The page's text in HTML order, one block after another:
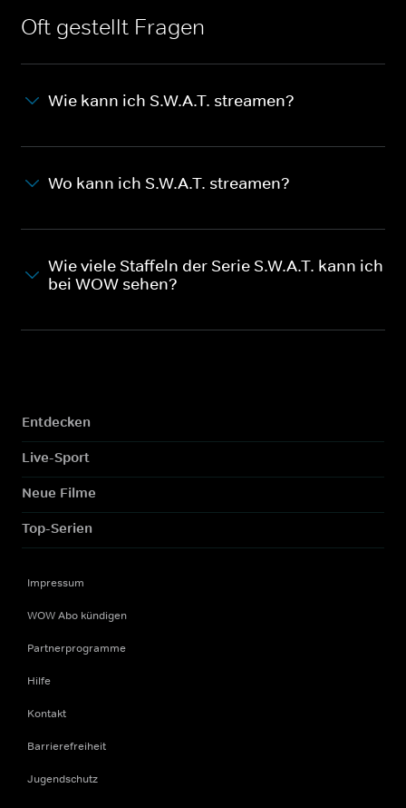
Oft gestellt Fragen
Wie kann ich S.W.A.T. streamen?
Wo kann ich S.W.A.T. streamen?
Wie viele Staffeln der Serie S.W.A.T. kann ich
bei WOW sehen?
Entdecken
Live-Sport
Neue Filme
Top-Serien
Impressum
WOW Abo kündigen
Partnerprogramme
Hilfe
Kontakt
Barrierefreiheit
Jugendschutz